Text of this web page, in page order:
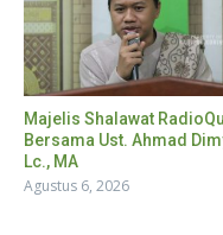
Majelis Shalawat RadioQu
Bersama Ust. Ahmad
Lc., MA
Agustus 6, 2026